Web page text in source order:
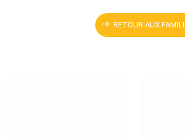
RETOUR AUX